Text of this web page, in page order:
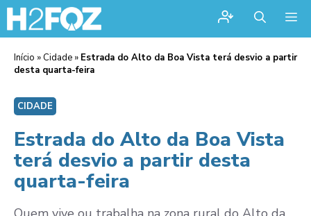
Início » Cidade » Estrada do Alto da Boa Vista terá desvio a partir
desta quarta-feira
CIDADE
Estrada do Alto da Boa Vista
terá desvio a partir desta
quarta-feira